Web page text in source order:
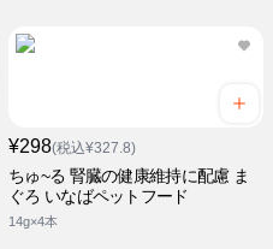
¥298(税込¥327.8)
ちゅ~る 腎臓の健康維持に配慮 ま
ぐろ いなばペットフード
14g×4本